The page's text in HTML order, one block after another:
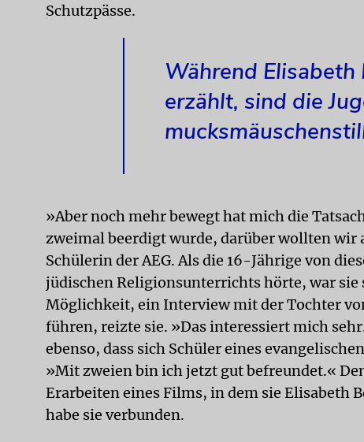
Schutzpässe.
Während Elisabeth
erzählt, sind die
»Aber noch mehr bewegt hat mich die
zweimal beerdigt wurde, darüber wollten wir
Schülerin der AEG. Als die 16-Jährige von
jüdischen Religionsunterrichts hörte, war sie
Möglichkeit, ein Interview mit der Tochter
führen, reizte sie. »Das interessiert mich
ebenso, dass sich Schüler eines
»Mit zweien bin ich jetzt gut befreundet.«
Erarbeiten eines Films, in dem sie Elisabeth
habe sie verbunden.